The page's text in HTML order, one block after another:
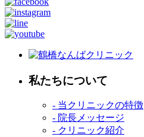
私たちについて
- 当クリニックの特徴
- 院長メッセージ
- クリニック紹介